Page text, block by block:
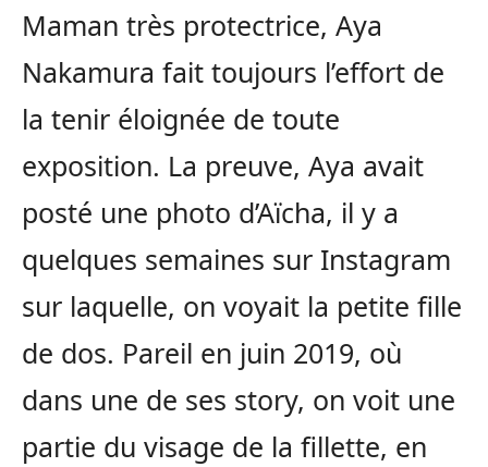
Maman très protectrice, Aya
Nakamura fait toujours l’effort de
la tenir éloignée de toute
exposition. La preuve, Aya avait
posté une photo d’Aïcha, il y a
quelques semaines sur Instagram
sur laquelle, on voyait la petite fille
de dos. Pareil en juin 2019, où
dans une de ses story, on voit une
partie du visage de la fillette, en